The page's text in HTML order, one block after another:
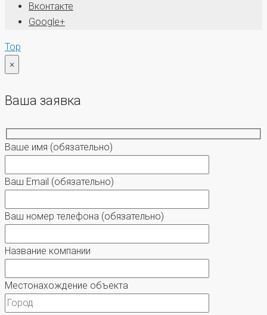
Вконтакте
Google+
Top
×
Ваша заявка
Ваше имя (обязательно)
Ваш Email (обязательно)
Ваш номер телефона (обязательно)
Название компании
Местонахождение объекта